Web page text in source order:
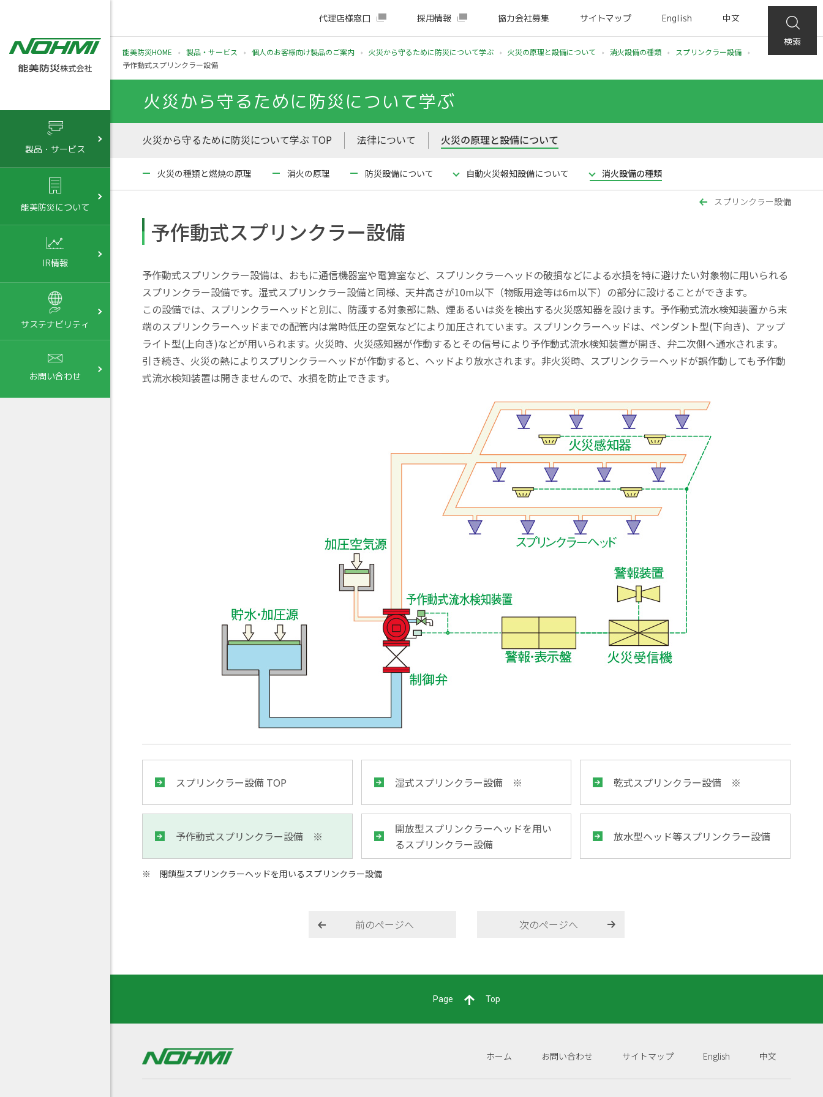
代理店様窓口 採用情報 協力会社募集 サイトマップ English
中文
検索
製品・サービス
能美防災について
IR情報
サステナビリティ
お問い合わせ
能美防災HOME 製品・サービス 個人のお客様向け製品のご案内 火災から守るために防災について学ぶ 火災の原理と設備について 消火設備の種類
スプリンクラー設備
予作動式スプリンクラー設備
火災から守るために防災について学ぶ
火災から守るために防災について学ぶ TOP 法律について 火災の原理と設備について
火災の種類と燃焼の原理 消火の原理 防災設備について 自動火災報知設備について 消火設備の種類
スプリンクラー設備
予作動式スプリンクラー設備
予作動式スプリンクラー設備は、おもに通信機器室や電算室など、スプリンクラーヘッドの破損などによる水損を特に避けたい対象物に用いられる
スプリンクラー設備です。湿式スプリンクラー設備と同様、天井高さが10m以下（物販用途等は6m以下）の部分に設けることができます。
この設備では、スプリンクラーヘッドと別に、防護する対象部に熱、煙あるいは炎を検出する火災感知器を設けます。予作動式流水検知装置から末
端のスプリンクラーヘッドまでの配管内は常時低圧の空気などにより加圧されています。スプリンクラーヘッドは、ペンダント型(下向き)、アップ
ライト型(上向き)などが用いられます。火災時、火災感知器が作動するとその信号により予作動式流水検知装置が開き、弁二次側ヘ通水されます。
引き続き、火災の熱によりスプリンクラーヘッドが作動すると、ヘッドより放水されます。非火災時、スプリンクラーヘッドが誤作動しても予作動
式流水検知装置は開きませんので、水損を防止できます。
スプリンクラー設備 TOP 湿式スプリンクラー設備 ※ 乾式スプリンクラー設備 ※
予作動式スプリンクラー設備 ※
開放型スプリンクラーヘッドを用い
るスプリンクラー設備
放水型ヘッド等スプリンクラー設備
閉鎖型スプリンクラーヘッドを用いるスプリンクラー設備
前のページへ 次のページへ
Page Top
ホーム お問い合わせ サイトマップ English 中文